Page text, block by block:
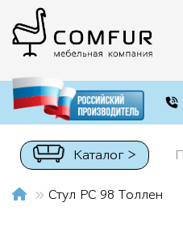
Каталог >
Стул РС 98 Толлен